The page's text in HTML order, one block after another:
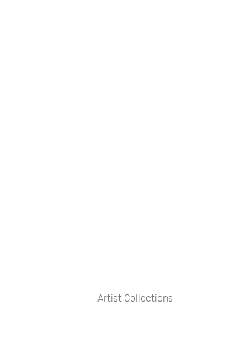
Artist Collections